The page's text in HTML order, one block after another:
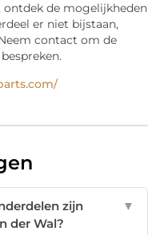
ontdek de mogelijkheden
er niet bijstaan,
contact om de
zijn
der Wal?
▼